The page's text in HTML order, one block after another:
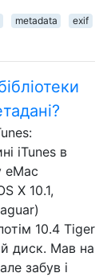
metadata exif
iTunes в
eMac
X 10.1,
10.4 Tiger
диск. Мав на
забув і